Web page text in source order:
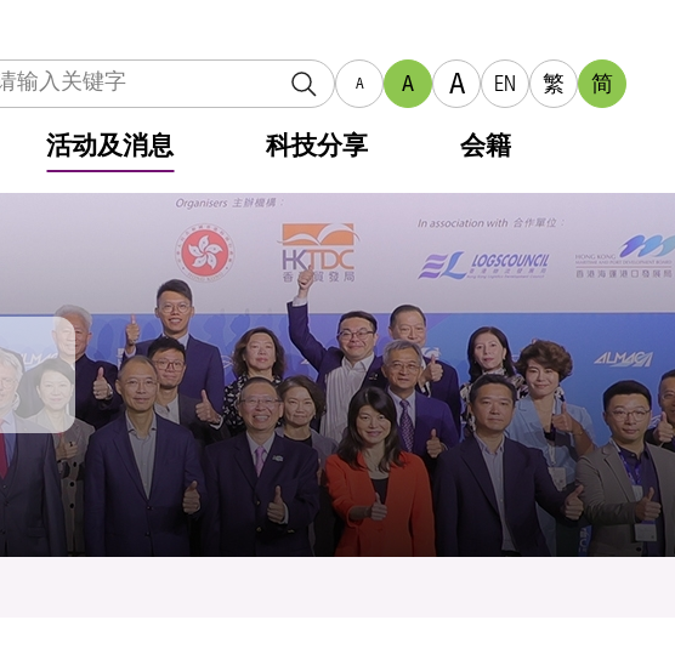
A A A EN 繁 简
活动及消息 科技分享 会籍